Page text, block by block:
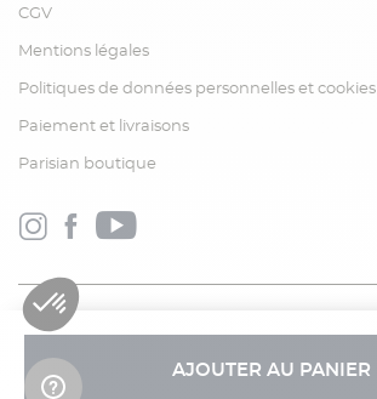
AJOUTER AU PANIER
CGV
Mentions légales
Politiques de données personnelles et cookies
Paiement et livraisons
Parisian boutique